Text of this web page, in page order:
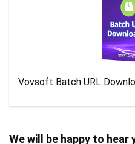
Vovsoft Batch URL
We will be happy to